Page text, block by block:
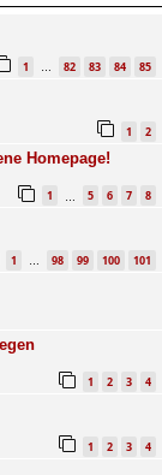
1 … 82 83 84 85
1 2
Homepage!
1 5 6 7 8
1 … 98 99 100 101
1 2 3 4
1 2 3 4